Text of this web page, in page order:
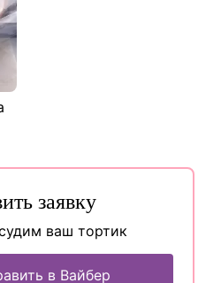
заявку
ваш тортик
в Вайбер